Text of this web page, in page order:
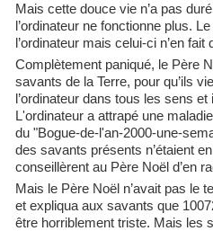
Mais cette douce vie n’a pas
l’ordinateur ne fonctionne plus.
l’ordinateur mais celui-ci n’en fait
Complètement paniqué, le Père
savants de la Terre, pour qu’ils
l’ordinateur dans tous les sens
L'ordinateur a attrapé une
du "Bogue-de-l'an-2000-une-
des savants présents n’étaient
conseillèrent au Père Noël d’en
Mais le Père Noël n’avait pas le
et expliqua aux savants que
être horriblement triste. Mais les